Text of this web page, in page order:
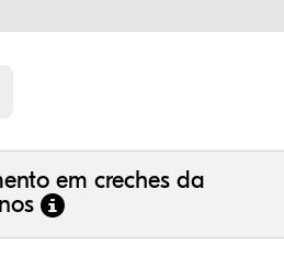
em creches da